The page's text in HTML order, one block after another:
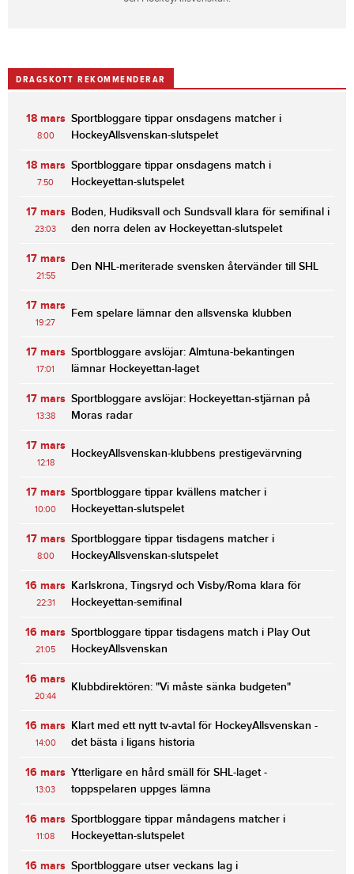
DRAGSKOTT REKOMMENDERAR
18 mars
8:00
Sportbloggare tippar onsdagens matcher i
HockeyAllsvenskan-slutspelet
18 mars
7:50
Sportbloggare tippar onsdagens match i
Hockeyettan-slutspelet
17 mars
23:03
Boden, Hudiksvall och Sundsvall klara för semifinal i
den norra delen av Hockeyettan-slutspelet
17 mars
21:55
Den NHL-meriterade svensken återvänder till SHL
17 mars
19:27
Fem spelare lämnar den allsvenska klubben
17 mars
17:01
Sportbloggare avslöjar: Almtuna-bekantingen
lämnar Hockeyettan-laget
17 mars
13:38
Sportbloggare avslöjar: Hockeyettan-stjärnan på
Moras radar
17 mars
12:18
HockeyAllsvenskan-klubbens prestigevärvning
17 mars
10:00
Sportbloggare tippar kvällens matcher i
Hockeyettan-slutspelet
17 mars
8:00
Sportbloggare tippar tisdagens matcher i
HockeyAllsvenskan-slutspelet
16 mars
22:31
Karlskrona, Tingsryd och Visby/Roma klara för
Hockeyettan-semifinal
16 mars
21:05
Sportbloggare tippar tisdagens match i Play Out
HockeyAllsvenskan
16 mars
20:44
Klubbdirektören: "Vi måste sänka budgeten"
16 mars
14:00
Klart med ett nytt tv-avtal för HockeyAllsvenskan -
det bästa i ligans historia
16 mars
13:03
Ytterligare en hård smäll för SHL-laget -
toppspelaren uppges lämna
16 mars
11:08
Sportbloggare tippar måndagens matcher i
Hockeyettan-slutspelet
16 mars Sportbloggare utser veckans lag i